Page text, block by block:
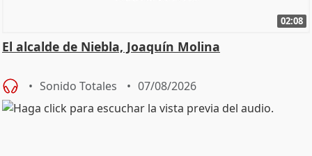
02:08
El alcalde de Niebla, Joaquín Molina
Sonido Totales 07/08/2026